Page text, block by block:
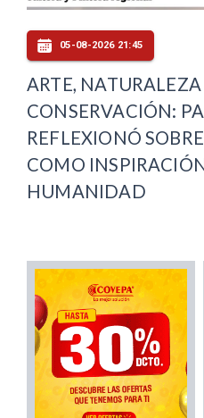
05-08-2026 21:45
ARTE, NATURALEZA
CONSERVACIÓN:
REFLEXIONÓ
COMO
HUMANIDAD